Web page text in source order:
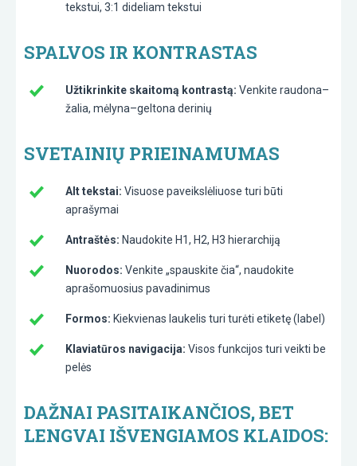
tekstui, 3:1 dideliam tekstui
SPALVOS IR KONTRASTAS
Užtikrinkite skaitomą kontrastą: Venkite raudona–
žalia, mėlyna–geltona derinių
SVETAINIŲ PRIEINAMUMAS
Alt tekstai: Visuose paveikslėliuose turi būti
aprašymai
Antraštės: Naudokite H1, H2, H3 hierarchiją
Nuorodos: Venkite „spauskite čia“, naudokite
aprašomuosius pavadinimus
Formos: Kiekvienas laukelis turi turėti etiketę (label)
Klaviatūros navigacija: Visos funkcijos turi veikti be
pelės
DAŽNAI PASITAIKANČIOS, BET
LENGVAI IŠVENGIAMOS KLAIDOS: